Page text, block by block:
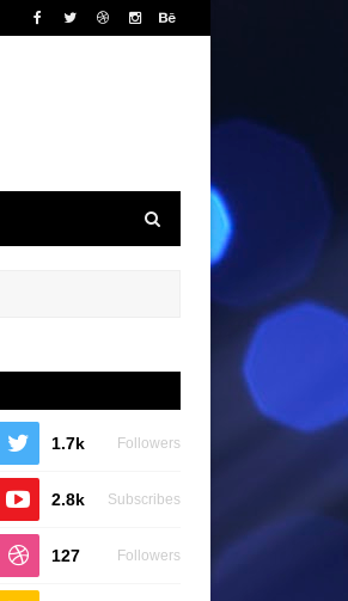
1.7k Followers
2.8k Subscribes
127 Followers